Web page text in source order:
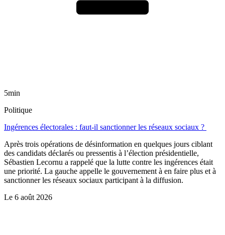
5min
Politique
Ingérences électorales : faut-il sanctionner les réseaux sociaux ?
Après trois opérations de désinformation en quelques jours ciblant
des candidats déclarés ou pressentis à l’élection présidentielle,
Sébastien Lecornu a rappelé que la lutte contre les ingérences était
une priorité. La gauche appelle le gouvernement à en faire plus et à
sanctionner les réseaux sociaux participant à la diffusion.
Le 6 août 2026